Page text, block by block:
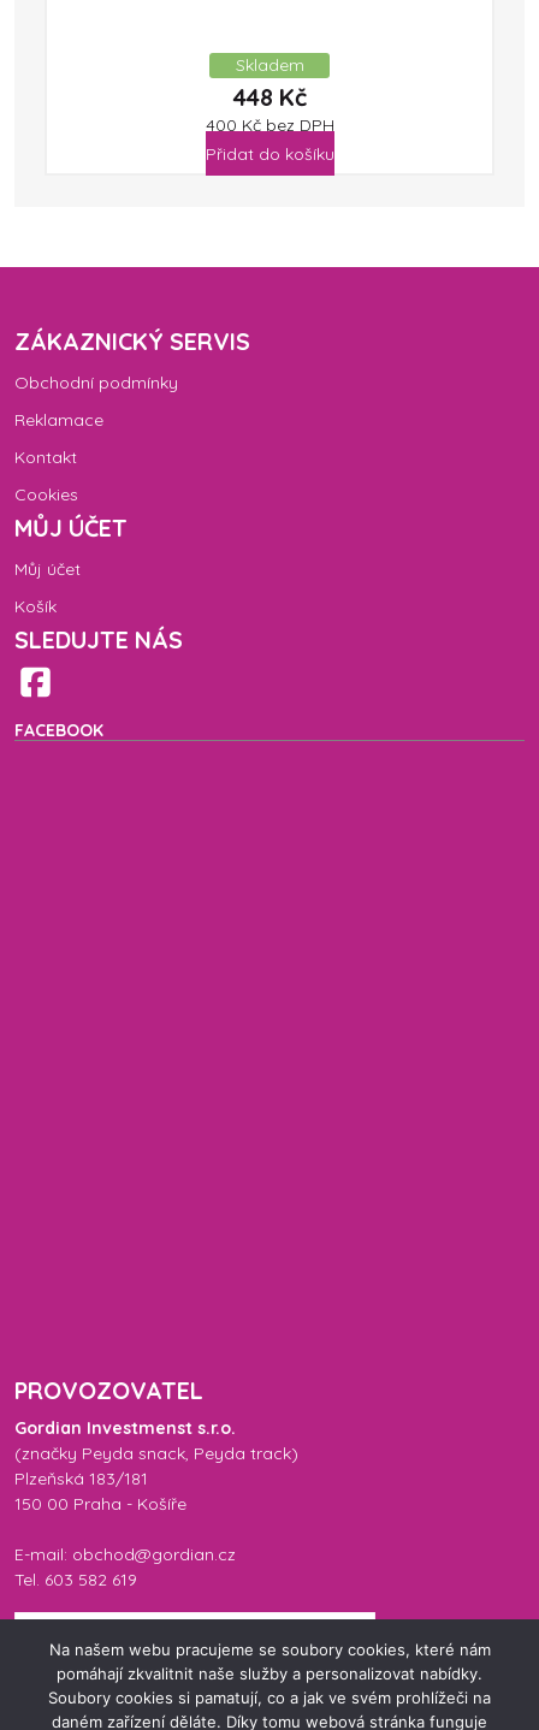
Skladem
448 Kč
400 Kč bez DPH
Přidat do košíku
ZÁKAZNICKÝ SERVIS
Obchodní podmínky
Reklamace
Kontakt
Cookies
MŮJ ÚČET
Můj účet
Košík
SLEDUJTE NÁS
FACEBOOK
PROVOZOVATEL
Gordian Investmenst s.r.o.
(značky Peyda snack, Peyda track)
Plzeňská 183/181
150 00 Praha - Košíře
E-mail: obchod@gordian.cz
Tel. 603 582 619
Na našem webu pracujeme se soubory cookies, které nám
pomáhají zkvalitnit naše služby a personalizovat nabídky.
Soubory cookies si pamatují, co a jak ve svém prohlížeči na
daném zařízení děláte. Díky tomu webová stránka funguje